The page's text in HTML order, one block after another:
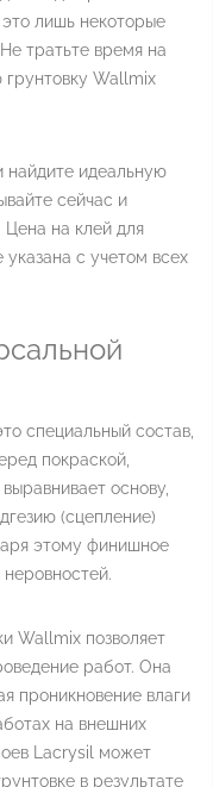
лишь некоторые
тратьте время на
грунтовку Wallmix
найдите идеальную
сейчас и
Цена на клей для
с учетом всех
специальный состав,
покраской,
основу,
(сцепление)
этому финишное
Wallmix позволяет
работ. Она
проникновение влаги
на внешних
Lacrysil может
в результате